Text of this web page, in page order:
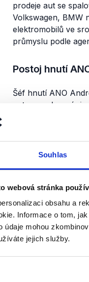
Souhlas
webová stránka
obsahu a
Informace o tom,
údaje mohou
jejich služby.
prodeje aut se
Volkswagen, BMW
elektromobilů ve
průmyslu podle
Postoj hnutí
Šéf hnutí ANO
aut se spalovacími
Před volbami do
parlamentu.“
Slib prosazovat
programu do
bez diktátu Bruselu